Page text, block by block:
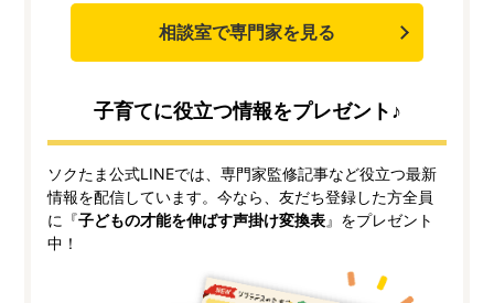
相談室で専門家を見る
子育てに役立つ情報をプレゼント♪
ソクたま公式LINEでは、専門家監修記事など役立つ最新
情報を配信しています。今なら、友だち登録した方全員
に『子どもの才能を伸ばす声掛け変換表』をプレゼント
中！